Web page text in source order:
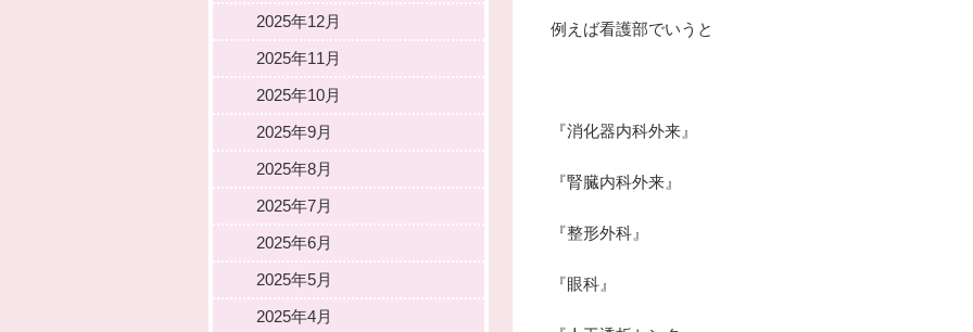
例えば看護部でいうと
『消化器内科外来』
『腎臓内科外来』
『整形外科』
『眼科』
2025年12月
2025年11月
2025年10月
2025年9月
2025年8月
2025年7月
2025年6月
2025年5月
2025年4月